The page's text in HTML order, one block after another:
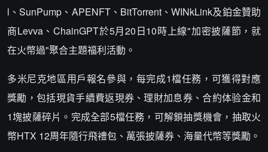
l、SunPump、APENFT、BitTorrent、WINkLink及鉑金贊助
商Levva、ChainGPT於5月20日10時上線"加密披薩節，就
在火幣過"聚合主題福利活動。
多米尼克地區用戶報名參與，每完成1檔任務，可獲得對應
獎勵，包括現貨手續費返現券、理財加息券、合約体验金和
1塊披薩碎片。完成全部5檔任務，可解鎖抽獎機會，抽取火
幣HTX 12周年隨行飛禮包、萬張披薩券、海量代幣等獎勵。